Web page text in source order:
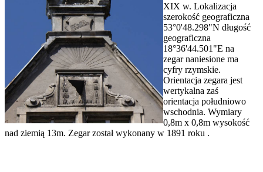
XIX w. Lokalizacja
szerokość geograficzna
53°0'48.298"N długość
geograficzna
18°36'44.501"E na
zegar naniesione ma
cyfry rzymskie.
Orientacja zegara jest
wertykalna zaś
orientacja południowo
wschodnia. Wymiary
0,8m x 0,8m wysokość
nad ziemią 13m. Zegar został wykonany w 1891 roku .